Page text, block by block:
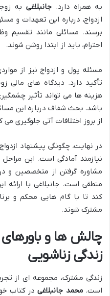
به همراه دارد. جانبلاغیبه
ازدواج، درباره این تعهدات و
برسند. مسائلی مانند تقسیم
احترام، باید از ابتدا روشن شوند.
مسئله پول و ازدواج نیز از
تأکید دارد. دیدگاه های مالی
هزینه ها می تواند تأثیر
باشد. بحث شفاف درباره این
از بروز اختلافات آتی جلوگیری می
در نهایت، چگونگی پیشنهاد
نیازمند آمادگی است. این
مشاوره گرفتن از متخصصین و
منطقی است. جانبلاغی با ارائه
کند تا با گام هایی محکم و
مشترک شوند.
چالش ها و
زندگی زناشویی
زندگی مشترک، مجموعه ای از
است.محمد جانبلاغیدر کتاب